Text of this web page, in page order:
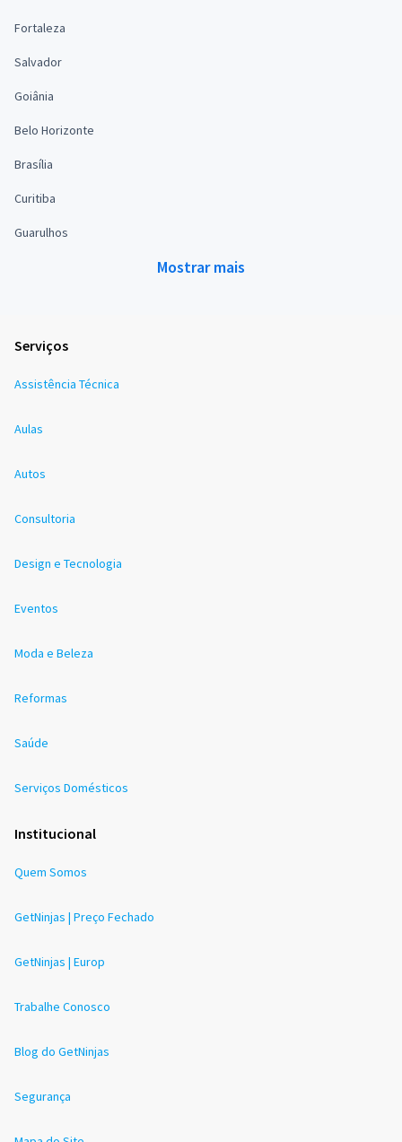
Fortaleza
Salvador
Goiânia
Belo Horizonte
Brasília
Curitiba
Guarulhos
Mostrar mais
Serviços
Assistência Técnica
Aulas
Autos
Consultoria
Design e Tecnologia
Eventos
Moda e Beleza
Reformas
Saúde
Serviços Domésticos
Institucional
Quem Somos
GetNinjas | Preço Fechado
GetNinjas | Europ
Trabalhe Conosco
Blog do GetNinjas
Segurança